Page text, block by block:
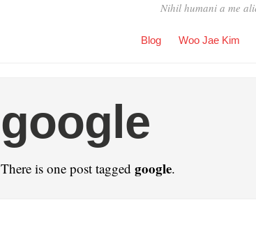
Nihil humani a me
Blog Woo Jae Kim
google
There is one post tagged google.